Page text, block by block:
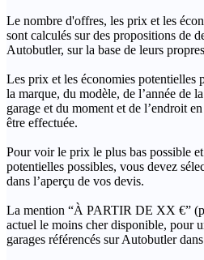
Le nombre d'offres, les prix et les
sont calculés sur des propositions de
Autobutler, sur la base de leurs
Les prix et les économies potentielles
la marque, du modèle, de l’année de
garage et du moment et de l’endroit
être effectuée.
Pour voir le prix le plus bas possible
potentielles possibles, vous devez
dans l’aperçu de vos devis.
La mention “À PARTIR DE XX €”
actuel le moins cher disponible, pour
garages référencés sur Autobutler